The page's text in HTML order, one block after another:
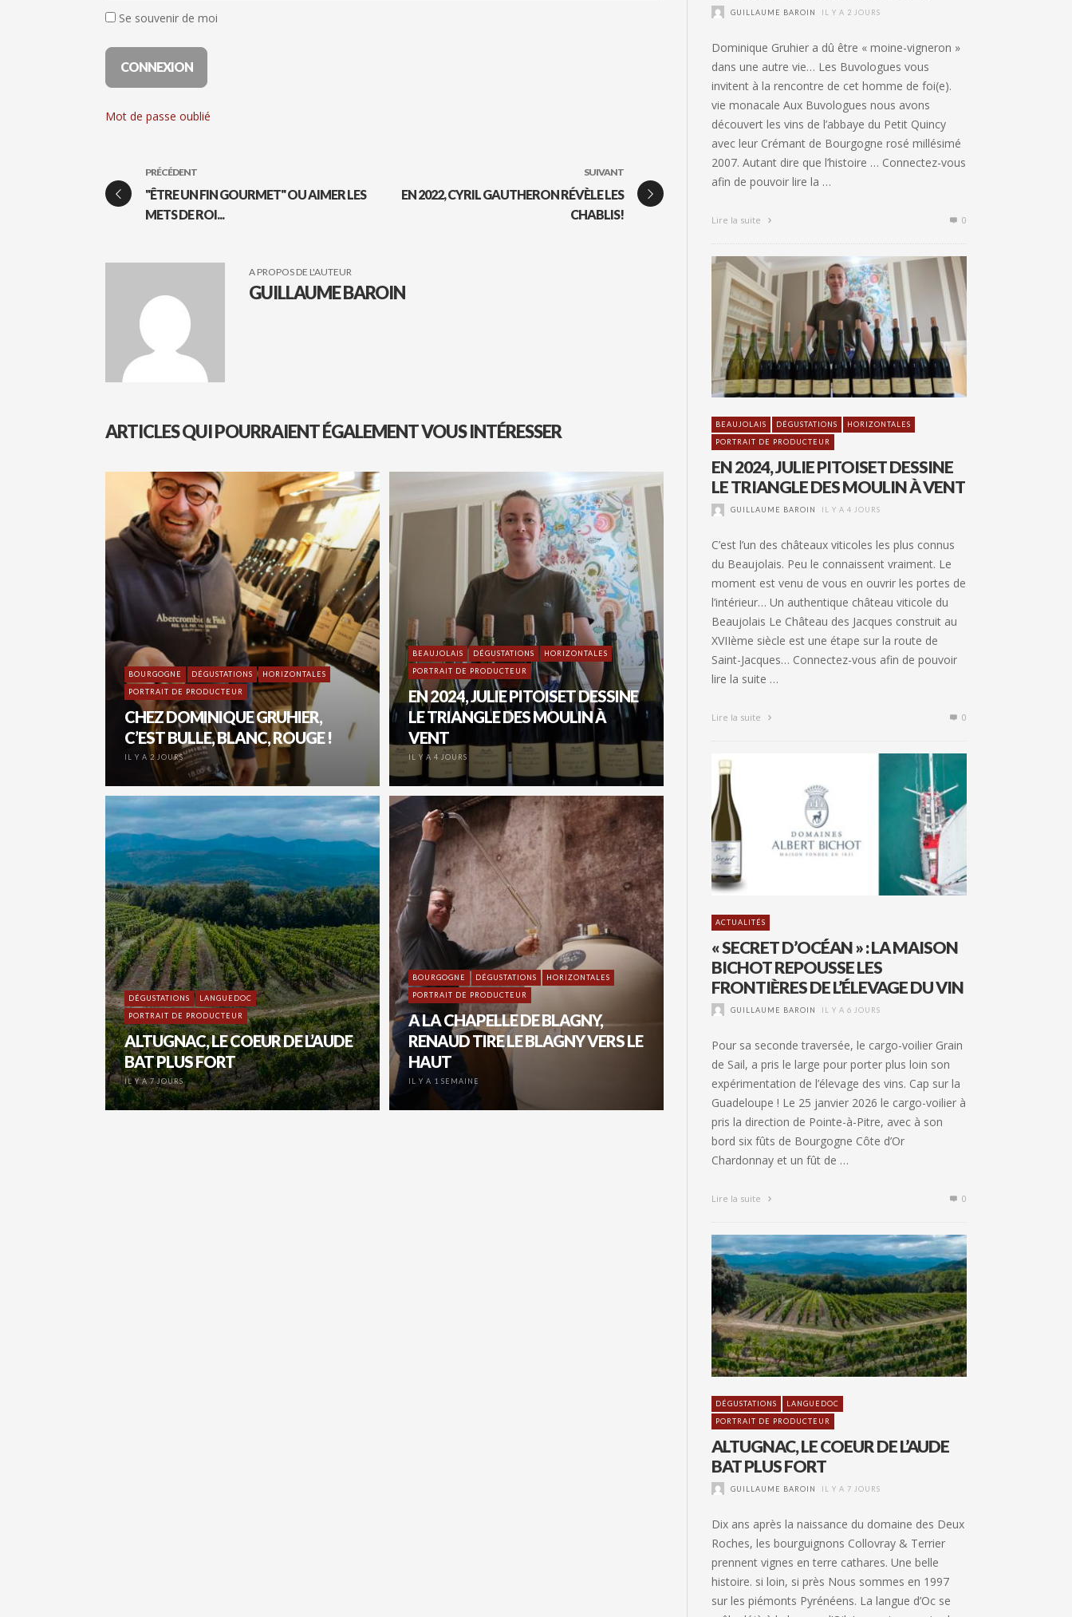
Se souvenir de moi
Mot de passe oublié
PRÉCÉDENT
"ÊTRE UN FIN GOURMET" OU AIMER LES
METS DE ROI...
SUIVANT
EN 2022, CYRIL GAUTHERON RÉVÈLE LES
CHABLIS!
A PROPOS DE L'AUTEUR
GUILLAUME BAROIN
ARTICLES QUI POURRAIENT ÉGALEMENT VOUS INTÉRESSER
BOURGOGNE DÉGUSTATIONS
HORIZONTALES
PORTRAIT DE PRODUCTEUR
CHEZ DOMINIQUE GRUHIER,
C’EST BULLE, BLANC, ROUGE !
IL Y A 2 JOURS
BEAUJOLAIS DÉGUSTATIONS
HORIZONTALES
PORTRAIT DE PRODUCTEUR
EN 2024, JULIE PITOISET DESSINE
LE TRIANGLE DES MOULIN À
VENT
IL Y A 4 JOURS
DÉGUSTATIONS
LANGUEDOC
PORTRAIT DE PRODUCTEUR
ALTUGNAC, LE COEUR DE L’AUDE
BAT PLUS FORT
IL Y A 7 JOURS
BOURGOGNE DÉGUSTATIONS
HORIZONTALES
PORTRAIT DE PRODUCTEUR
A LA CHAPELLE DE BLAGNY,
RENAUD TIRE LE BLAGNY VERS LE
HAUT
IL Y A 1 SEMAINE
GUILLAUME BAROIN IL Y A 2 JOURS
Dominique Gruhier a dû être « moine-vigneron »
dans une autre vie… Les Buvologues vous
invitent à la rencontre de cet homme de foi(e).
vie monacale Aux Buvologues nous avons
découvert les vins de l’abbaye du Petit Quincy
avec leur Crémant de Bourgogne rosé millésimé
2007. Autant dire que l’histoire … Connectez-vous
afin de pouvoir lire la …
Lire la suite 0
BEAUJOLAIS DÉGUSTATIONS
HORIZONTALES
PORTRAIT DE PRODUCTEUR
EN 2024, JULIE PITOISET DESSINE
LE TRIANGLE DES MOULIN À VENT
GUILLAUME BAROIN IL Y A 4 JOURS
C’est l’un des châteaux viticoles les plus connus
du Beaujolais. Peu le connaissent vraiment. Le
moment est venu de vous en ouvrir les portes de
l’intérieur… Un authentique château viticole du
Beaujolais Le Château des Jacques construit au
XVIIème siècle est une étape sur la route de
Saint-Jacques… Connectez-vous afin de pouvoir
lire la suite …
Lire la suite 0
ACTUALITÉS
« SECRET D’OCÉAN » : LA MAISON
BICHOT REPOUSSE LES
FRONTIÈRES DE L’ÉLEVAGE DU VIN
GUILLAUME BAROIN IL Y A 6 JOURS
Pour sa seconde traversée, le cargo-voilier Grain
de Sail, a pris le large pour porter plus loin son
expérimentation de l’élevage des vins. Cap sur la
Guadeloupe ! Le 25 janvier 2026 le cargo-voilier à
pris la direction de Pointe-à-Pitre, avec à son
bord six fûts de Bourgogne Côte d’Or
Chardonnay et un fût de …
Lire la suite 0
DÉGUSTATIONS
LANGUEDOC
PORTRAIT DE PRODUCTEUR
ALTUGNAC, LE COEUR DE L’AUDE
BAT PLUS FORT
GUILLAUME BAROIN IL Y A 7 JOURS
Dix ans après la naissance du domaine des Deux
Roches, les bourguignons Collovray & Terrier
prennent vignes en terre cathares. Une belle
histoire. si loin, si près Nous sommes en 1997
sur les piémonts Pyrénéens. La langue d’Oc se